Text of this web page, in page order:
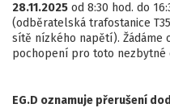
28.11.2025 od 8:30 hod. do
(odběratelská trafostanice
sítě nízkého napětí). Žádáme
pochopení pro toto nezbytné
EG.D oznamuje přerušení